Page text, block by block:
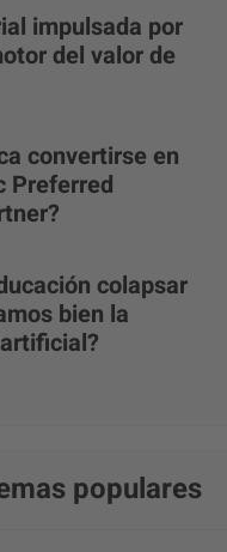
impulsada por
del valor de
convertirse en
Preferred
colapsar
bien la
populares